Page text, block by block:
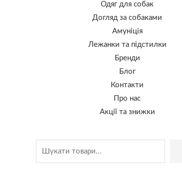
Одяг для собак
Догляд за собаками
Амуніція
Лежанки та підстилки
Бренди
Блог
Контакти
Про нас
Акції та знижки